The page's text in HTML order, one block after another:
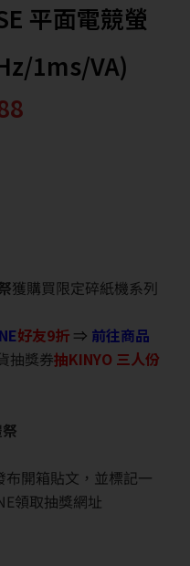
平面電競螢
1ms/VA)
獲購買限定碎紙機系列
好友9折 ⇒ 前往商品
抽獎券抽KINYO 三人份
開箱貼文，並標記一
領取抽獎網址